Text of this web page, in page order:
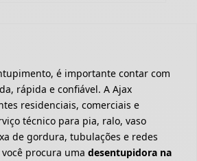
é importante contar com
rápida e confiável. A Ajax
residenciais, comerciais e
técnico para pia, ralo, vaso
de gordura, tubulações e redes
procura uma desentupidora na